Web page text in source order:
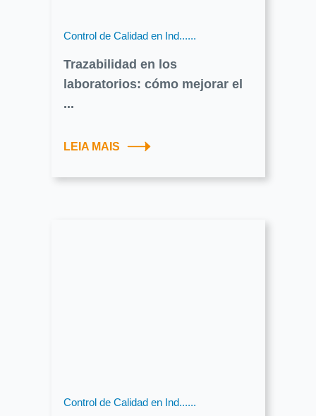
Control de Calidad en Ind......
Trazabilidad en los
laboratorios: cómo mejorar el
...
LEIA MAIS
Control de Calidad en Ind......